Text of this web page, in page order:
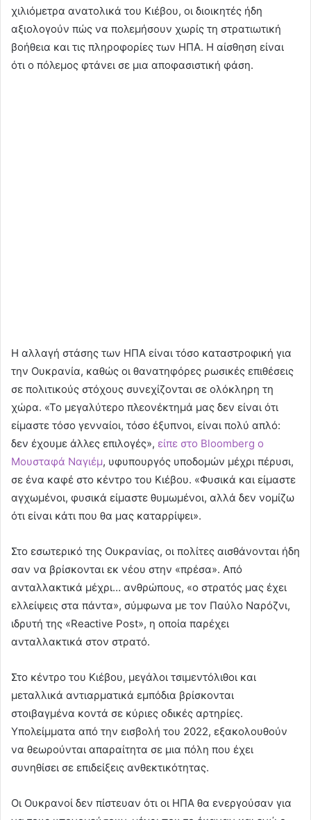
χιλιόμετρα ανατολικά του Κιέβου, οι διοικητές ήδη
αξιολογούν πώς να πολεμήσουν χωρίς τη στρατιωτική
βοήθεια και τις πληροφορίες των ΗΠΑ. Η αίσθηση είναι
ότι ο πόλεμος φτάνει σε μια αποφασιστική φάση.
Η αλλαγή στάσης των ΗΠΑ είναι τόσο καταστροφική για
την Ουκρανία, καθώς οι θανατηφόρες ρωσικές επιθέσεις
σε πολιτικούς στόχους συνεχίζονται σε ολόκληρη τη
χώρα. «Το μεγαλύτερο πλεονέκτημά μας δεν είναι ότι
είμαστε τόσο γενναίοι, τόσο έξυπνοι, είναι πολύ απλό:
δεν έχουμε άλλες επιλογές», είπε στο Bloomberg ο
Μουσταφά Ναγιέμ, υφυπουργός υποδομών μέχρι πέρυσι,
σε ένα καφέ στο κέντρο του Κιέβου. «Φυσικά και είμαστε
αγχωμένοι, φυσικά είμαστε θυμωμένοι, αλλά δεν νομίζω
ότι είναι κάτι που θα μας καταρρίψει».
Στο εσωτερικό της Ουκρανίας, οι πολίτες αισθάνονται ήδη
σαν να βρίσκονται εκ νέου στην «πρέσα». Από
ανταλλακτικά μέχρι… ανθρώπους, «ο στρατός μας έχει
ελλείψεις στα πάντα», σύμφωνα με τον Παύλο Ναρόζνι,
ιδρυτή της «Reactive Post», η οποία παρέχει
ανταλλακτικά στον στρατό.
Στο κέντρο του Κιέβου, μεγάλοι τσιμεντόλιθοι και
μεταλλικά αντιαρματικά εμπόδια βρίσκονται
στοιβαγμένα κοντά σε κύριες οδικές αρτηρίες.
Υπολείμματα από την εισβολή του 2022, εξακολουθούν
να θεωρούνται απαραίτητα σε μια πόλη που έχει
συνηθίσει σε επιδείξεις ανθεκτικότητας.
Οι Ουκρανοί δεν πίστευαν ότι οι ΗΠΑ θα ενεργούσαν για